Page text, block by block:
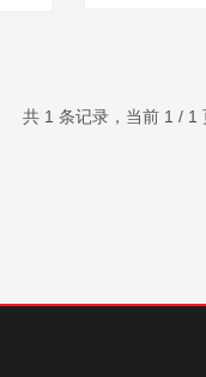
共 1 条记录，当前